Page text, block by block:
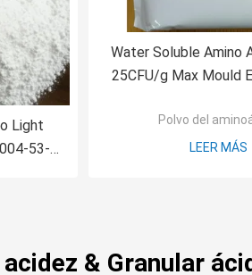
Light
53-9
Water Soluble Amino
25CFU/g Max Mould
Polvo del
LEER MÁS
& Granular